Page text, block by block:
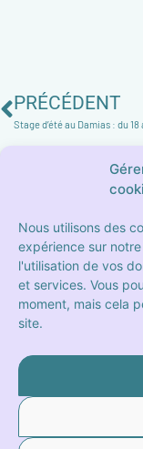
Nous utilisons des
expérience sur
l'utilisation de vos
et services. Vous
moment, mais cela
site.
PRÉCÉDENT
19 Place
13004 Marseille
Politique de